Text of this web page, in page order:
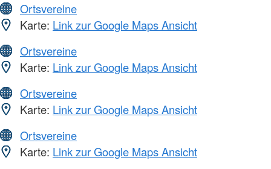
Ortsvereine
Karte: Link zur Google Maps Ansicht
Ortsvereine
Karte: Link zur Google Maps Ansicht
Ortsvereine
Karte: Link zur Google Maps Ansicht
Ortsvereine
Karte: Link zur Google Maps Ansicht